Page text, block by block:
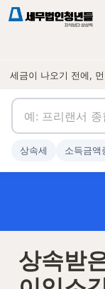
상속받
상속세 소득금액